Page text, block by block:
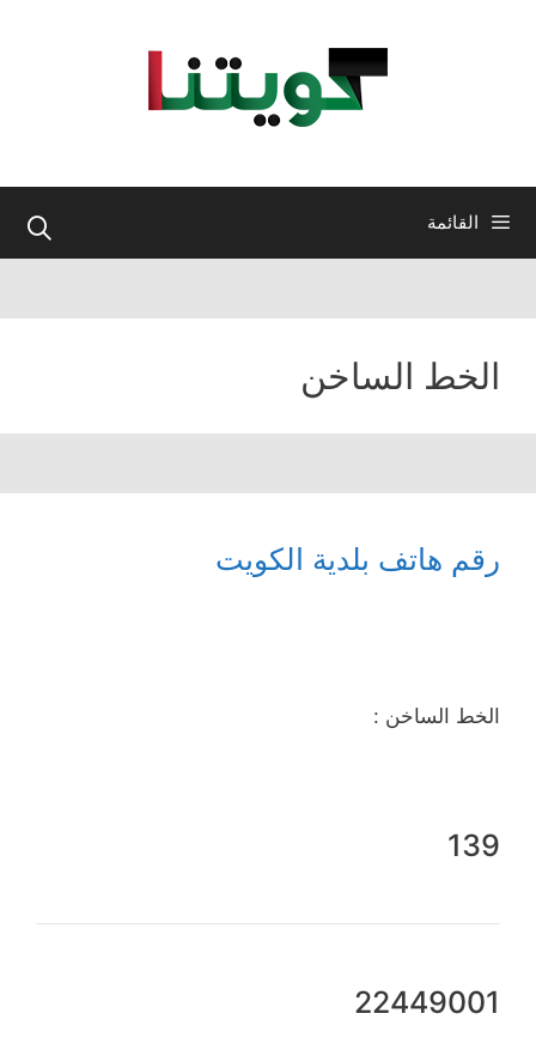
القائمة
الخط الساخن
رقم هاتف بلدية الكويت
الخط الساخن :
139
22449001